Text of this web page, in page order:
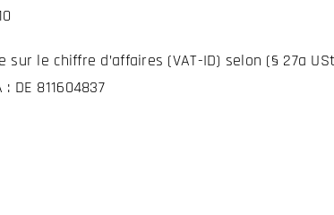
le chiffre d’affaires (VAT-ID) selon (§ 27a
DE 811604837